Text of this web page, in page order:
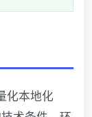
化本地化